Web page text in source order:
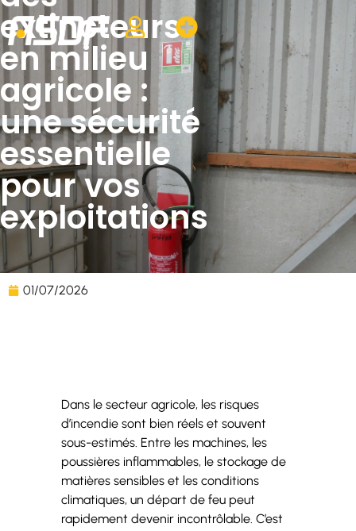
extincteurs
en milieu
agricole :
une sécurité
essentielle
pour vos
exploitations
01/07/2026
Dans le secteur agricole, les risques
d’incendie sont bien réels et souvent
sous-estimés. Entre les machines, les
poussières inflammables, le stockage de
matières sensibles et les conditions
climatiques, un départ de feu peut
rapidement devenir incontrôlable. C’est